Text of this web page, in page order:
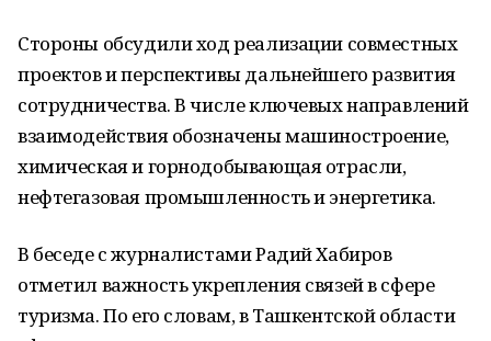
Стороны обсудили ход реализации совместных
проектов и перспективы дальнейшего развития
сотрудничества. В числе ключевых направлений
взаимодействия обозначены машиностроение,
химическая и горнодобывающая отрасли,
нефтегазовая промышленность и энергетика.
В беседе с журналистами Радий Хабиров
отметил важность укрепления связей в сфере
туризма. По его словам, в Ташкентской области